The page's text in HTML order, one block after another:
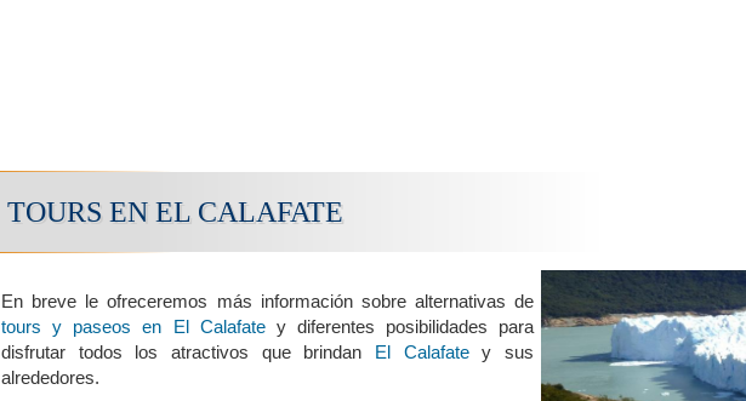
TOURS EN EL CALAFATE
En breve le ofreceremos más información sobre alternativas de
tours y paseos en El Calafatey diferentes posibilidades para
disfrutar todos los atractivos que brindan El Calafatey sus
alrededores.